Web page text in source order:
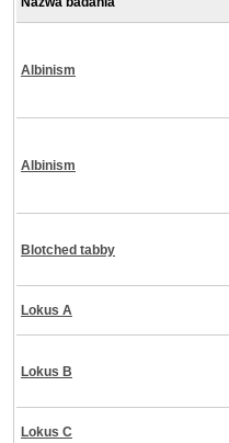
Albinism
Albinism
Blotched tabby
Lokus A
Lokus B
Lokus C